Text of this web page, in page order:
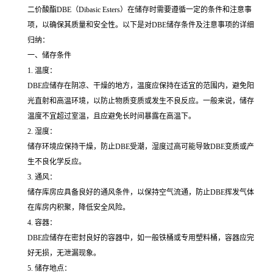
二价酸酯DBE（Dibasic Esters）在储存时需要遵循一定的条件和注意事
项，以确保其质量和安全性。以下是对DBE储存条件及注意事项的详细
归纳：
一、储存条件
1. 温度：
DBE应储存在阴凉、干燥的地方，温度应保持在适宜的范围内，避免阳
光直射和高温环境，以防止物质变质或发生不良反应。一般来说，储存
温度不宜超过室温，且应避免长时间暴露在高温下。
2. 湿度：
储存环境应保持干燥，防止DBE受潮，湿度过高可能导致DBE变质或产
生不良化学反应。
3. 通风：
储存库房应具备良好的通风条件，以保持空气流通，防止DBE挥发气体
在库房内积聚，降低安全风险。
4. 容器：
DBE应储存在密封良好的容器中，如一般铁桶或专用塑料桶，容器应完
好无损，无泄漏现象。
5. 储存地点：